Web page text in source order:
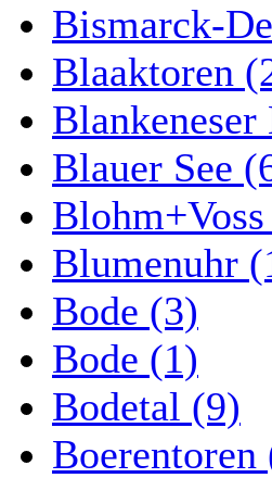
Bismarck-
Blaaktoren
Blauer See
Blumenuhr
Bode (3)
Bode (1)
Bodetal (9)
Boerentoren